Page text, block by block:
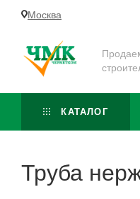
Москва
КАТАЛОГ
Труба